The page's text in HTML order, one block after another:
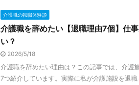
介護職の転職体験談
介護職を辞めたい【退職理由7個】仕
い？
2026/5/18
介護職を辞めたい理由は？この記事では、介護
7つ紹介しています。実際に私が介護施設を退